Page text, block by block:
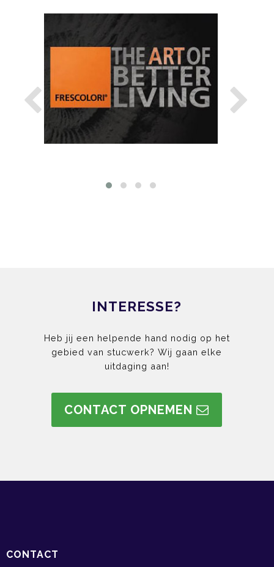
INTERESSE?
Heb jij een helpende hand nodig op het
gebied van stucwerk? Wij gaan elke
uitdaging aan!
CONTACT OPNEMEN
CONTACT